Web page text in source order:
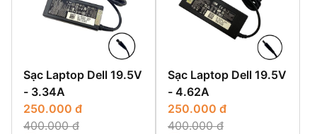
Sạc Laptop Dell 19.5V
- 3.34A
250.000 đ
400.000 đ
Sạc Laptop Dell 19.5V
- 4.62A
250.000 đ
400.000 đ